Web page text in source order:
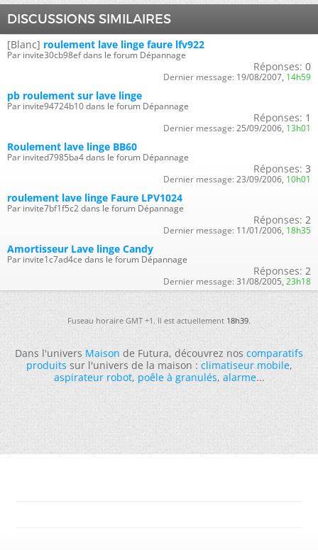
DISCUSSIONS SIMILAIRES
[Blanc] roulement lave linge faure lfv922
Par invite30cb98ef dans le forum Dépannage
Réponses: 0
Dernier message: 19/08/2007, 14h59
pb roulement sur lave linge
Par invite94724b10 dans le forum Dépannage
Réponses: 1
Dernier message: 25/09/2006, 13h01
Roulement lave linge BB60
Par invited7985ba4 dans le forum Dépannage
Réponses: 3
Dernier message: 23/09/2006, 10h01
roulement lave linge Faure LPV1024
Par invite7bf1f5c2 dans le forum Dépannage
Réponses: 2
Dernier message: 11/01/2006, 18h35
Amortisseur Lave linge Candy
Par invite1c7ad4ce dans le forum Dépannage
Réponses: 2
Dernier message: 31/08/2005, 23h18
Fuseau horaire GMT +1. Il est actuellement18h39.
Dans l'universMaisonde Futura, découvrez noscomparatifs
produitssur l'univers de la maison :climatiseur mobile,
aspirateur robot,poêle à granulés,alarme...